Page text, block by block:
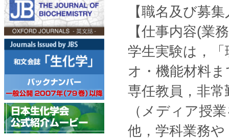
【職名及び募
【仕事内容(
学生実験は，
オ・機能材料
専任教員，非
（メディア授
他，学科業務